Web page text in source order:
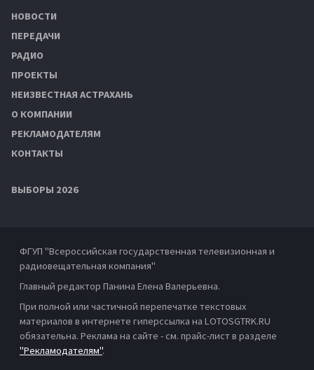
НОВОСТИ
ПЕРЕДАЧИ
РАДИО
ПРОЕКТЫ
НЕИЗВЕСТНАЯ АСТРАХАНЬ
О КОМПАНИИ
РЕКЛАМОДАТЕЛЯМ
КОНТАКТЫ
ВЫБОРЫ 2026
ФГУП "Всероссийская государственная телевизионная и
радиовещательная компания"
Главный редактор Панина Елена Валерьевна.
При полной или частичной перепечатке текстовых
материалов в интернете гиперссылка на LOTOSGTRK.RU
обязательна. Реклама на сайте - см. прайс-лист в разделе
"Рекламодателям".